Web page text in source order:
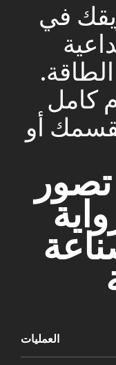
في
كامل
أو
العمليات